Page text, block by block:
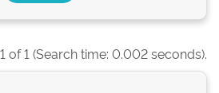
of 1 (Search time: 0.002 seconds).